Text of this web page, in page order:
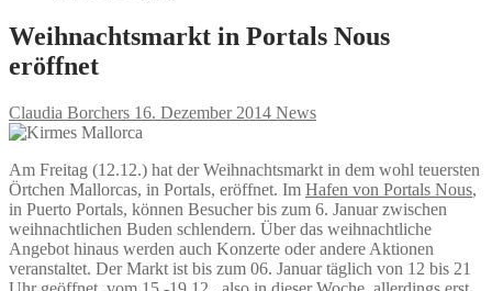
Weihnachtsmarkt in Portals Nous
eröffnet
Claudia Borchers 16. Dezember 2014 News
Am Freitag (12.12.) hat der Weihnachtsmarkt in dem wohl teuersten
Örtchen Mallorcas, in Portals, eröffnet. Im Hafen von Portals Nous,
in Puerto Portals, können Besucher bis zum 6. Januar zwischen
weihnachtlichen Buden schlendern. Über das weihnachtliche
Angebot hinaus werden auch Konzerte oder andere Aktionen
veranstaltet. Der Markt ist bis zum 06. Januar täglich von 12 bis 21